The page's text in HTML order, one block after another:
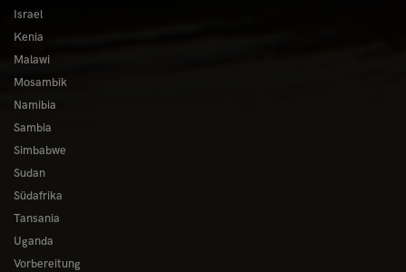
Israel
Kenia
Malawi
Mosambik
Namibia
Sambia
Simbabwe
Sudan
Südafrika
Tansania
Uganda
Vorbereitung